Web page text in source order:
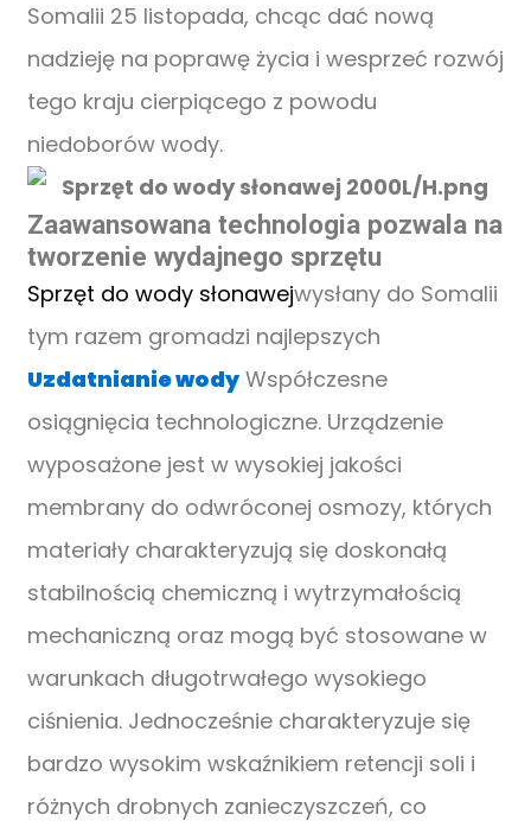
Somalii 25 listopada, chcąc dać nową
nadzieję na poprawę życia i wesprzeć rozwój
tego kraju cierpiącego z powodu
niedoborów wody.
Zaawansowana technologia pozwala na
tworzenie wydajnego sprzętu
Sprzęt do wody słonawejwysłany do Somalii
tym razem gromadzi najlepszych
Uzdatnianie wodyWspółczesne
osiągnięcia technologiczne. Urządzenie
wyposażone jest w wysokiej jakości
membrany do odwróconej osmozy, których
materiały charakteryzują się doskonałą
stabilnością chemiczną i wytrzymałością
mechaniczną oraz mogą być stosowane w
warunkach długotrwałego wysokiego
ciśnienia. Jednocześnie charakteryzuje się
bardzo wysokim wskaźnikiem retencji soli i
różnych drobnych zanieczyszczeń, co